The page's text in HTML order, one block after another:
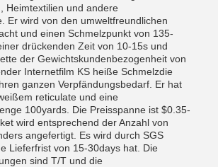
Heimtextilien und andere
Er wird von den umweltfreundlichen
und einen Schmelzpunkt von 135-
drückenden Zeit von 10-15s und
der Gewichtskundenbezogenheit von
Internetfilm KS heiße Schmelzdie
ganzen Verpfändungsbedarf. Er hat
reticulate und eine
100yards. Die Preisspanne ist $0.35-
wird entsprechend der Anzahl von
angefertigt. Es wird durch SGS
Lieferfrist von 15-30days hat. Die
sind T/T und die